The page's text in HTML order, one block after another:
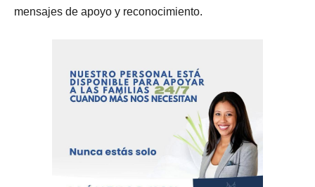
mensajes de apoyo y reconocimiento.